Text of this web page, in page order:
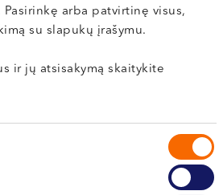
arba patvirtinę visus,
su slapukų įrašymu.
ir jų atsisakymą skaitykite
g. 80
Apie gydytoją